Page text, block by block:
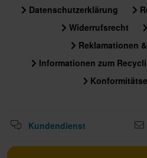
Datenschutzerklärung
Widerrufsrecht
Reklamationen
Informationen zum
Kundendienst